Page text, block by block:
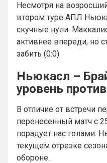
Несмотря на
втором туре АПЛ
скучные нули.
активнее впереди, но
забить (0:0).
Ньюкасл –
уровень
В отличие от встречи
перенесенный матч с
порадует нас голами.
текущем отрезке
обороне.